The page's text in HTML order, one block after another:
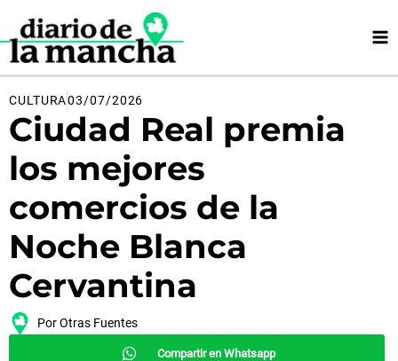
contenido
CULTURA03/07/2026
Ciudad Real premia
los mejores
comercios de la
Noche Blanca
Cervantina
PorOtras Fuentes
Compartir en Whatsapp